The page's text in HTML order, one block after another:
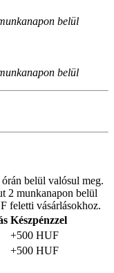
belül
belül
belül valósul meg.
2 munkanapon belül
feletti vásárlásokhoz.
Készpénzzel
+500 HUF
+500 HUF